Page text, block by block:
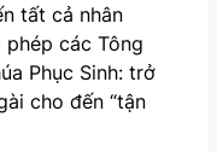
tất cả nhân
phép các Tông
Phục Sinh: trở
cho đến “tận